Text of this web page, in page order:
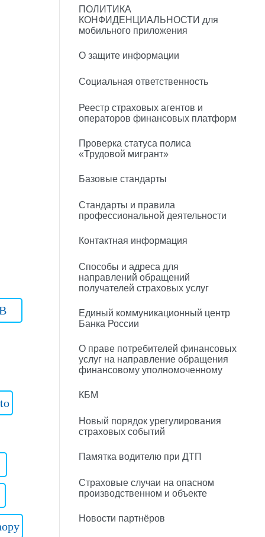
ПОЛИТИКА
КОНФИДЕНЦИАЛЬНОСТИ для
мобильного приложения
О защите информации
Социальная ответственность
Реестр страховых агентов и
операторов финансовых платформ
Проверка статуса полиса
«Трудовой мигрант»
Базовые стандарты
Стандарты и правила
профессиональной деятельности
Контактная информация
Способы и адреса для
направлений обращений
получателей страховых услуг
Единый коммуникационный центр
Банка России
О праве потребителей финансовых
услуг на направление обращения
финансовому уполномоченному
КБМ
Новый порядок урегулирования
страховых событий
Памятка водителю при ДТП
Страховые случаи на опасном
производственном и объекте
Новости партнёров